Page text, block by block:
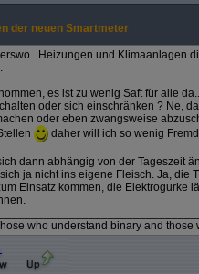
der neuen Smartmeter
und Klimaanlagen
es ist zu wenig Saft für alle
oder sich einschränken ? Ne,
oder eben zwangsweise
daher will ich so wenig
dann abhängig von der Tageszeit
ja nicht ins eigene Fleisch. Ja, die
Einsatz kommen, die Elektrogurke
who understand binary and those